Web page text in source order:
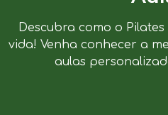
Descubra como o
vida! Venha conhecer a
aulas